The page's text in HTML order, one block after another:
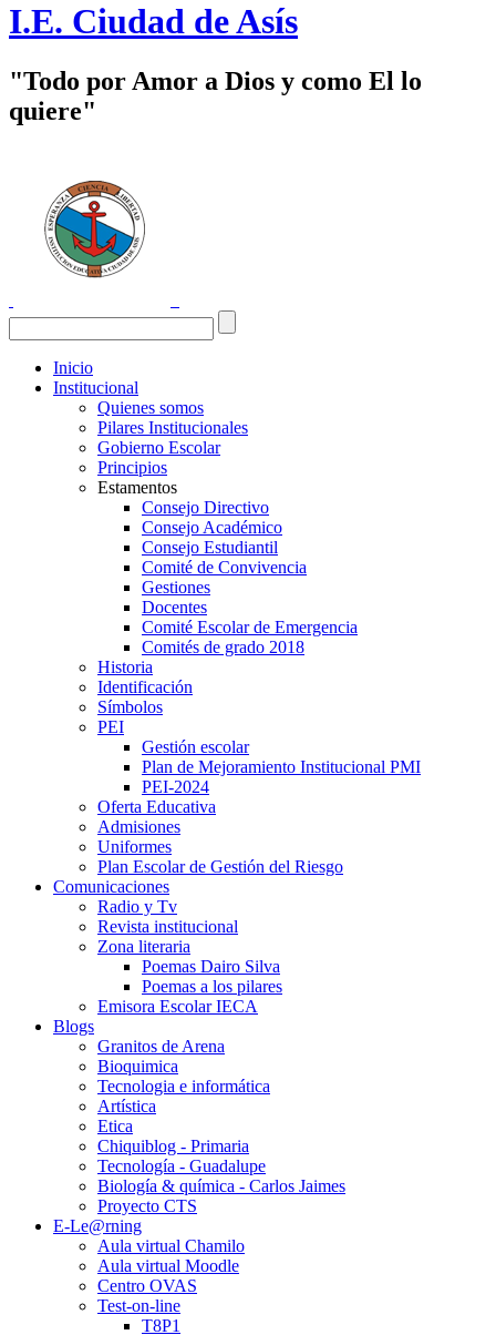
I.E. Ciudad de Asís
"Todo por Amor a Dios y como El lo
quiere"
Inicio
Institucional
Quienes somos
Pilares Institucionales
Gobierno Escolar
Principios
Estamentos
Consejo Directivo
Consejo Académico
Consejo Estudiantil
Comité de Convivencia
Gestiones
Docentes
Comité Escolar de Emergencia
Comités de grado 2018
Historia
Identificación
Símbolos
PEI
Gestión escolar
Plan de Mejoramiento Institucional PMI
PEI-2024
Oferta Educativa
Admisiones
Uniformes
Plan Escolar de Gestión del Riesgo
Comunicaciones
Radio y Tv
Revista institucional
Zona literaria
Poemas Dairo Silva
Poemas a los pilares
Emisora Escolar IECA
Blogs
Granitos de Arena
Bioquimica
Tecnologia e informática
Artística
Etica
Chiquiblog - Primaria
Tecnología - Guadalupe
Biología & química - Carlos Jaimes
Proyecto CTS
E-Le@rning
Aula virtual Chamilo
Aula virtual Moodle
Centro OVAS
Test-on-line
T8P1